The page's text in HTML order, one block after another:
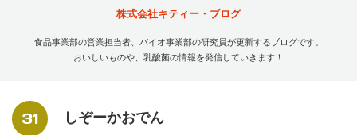
株式会社キティー・ブログ
食品事業部の営業担当者、バイオ事業部の研究員が更新するブログです。
おいしいものや、乳酸菌の情報を発信していきます！
31 しぞーかおでん